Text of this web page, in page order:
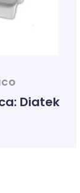
Diatek